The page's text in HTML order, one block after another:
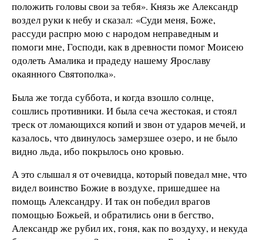
положить головы свои за тебя». Князь же Александр
воздел руки к небу и сказал: «Суди меня, Боже,
рассуди распрю мою с народом неправедным и
помоги мне, Господи, как в древности помог Моисею
одолеть Амалика и прадеду нашему Ярославу
окаянного Святополка».
Была же тогда суббота, и когда взошло солнце,
сошлись противники. И была сеча жестокая, и стоял
треск от ломающихся копий и звон от ударов мечей, и
казалось, что двинулось замерзшее озеро, и не было
видно льда, ибо покрылось оно кровью.
А это слышал я от очевидца, который поведал мне, что
видел воинство Божие в воздухе, пришедшее на
помощь Александру. И так он победил врагов
помощью Божьей, и обратились они в бегство,
Александр же рубил их, гоня, как по воздуху, и некуда